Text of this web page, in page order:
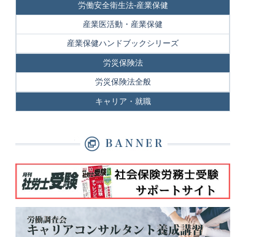
労働安全衛生法-産業保健
産業医活動・産業保健
産業保健ハンドブックシリーズ
労災保険法
労災保険法全般
キャリア・就職